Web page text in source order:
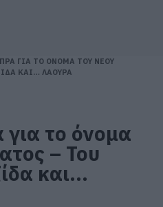
ΓΙΑ ΤΟ ΟΝΟΜΑ ΤΟΥ ΝΕΟΥ
ΚΑΙ… ΛΑΟΥΡΑ
για το όνομα
– Του
και…